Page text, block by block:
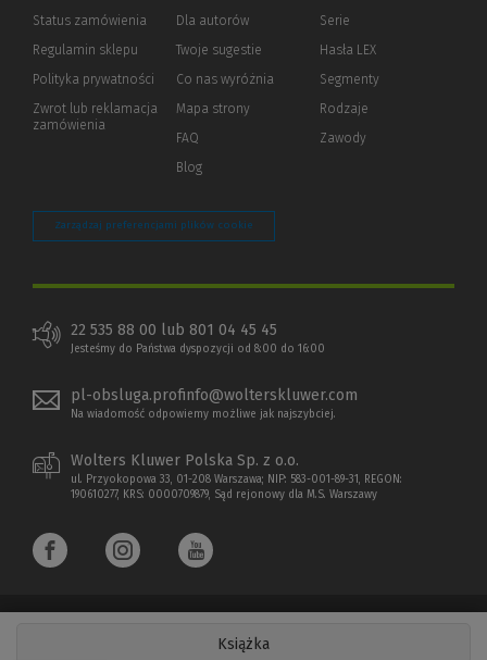
Książka
Status zamówienia
Regulamin sklepu
Polityka prywatności (Nowe
(Link
innej
Zwrot lub reklamacja
zamówienia
Dla autorów(Nowe
(Link
innej
Twoje sugestie
Co nas wyróżnia
Mapa strony
FAQ
Blog
Serie
Hasła LEX
Segmenty
Rodzaje
Zawody
Zarządzaj preferencjami plików cookie
22 535 88 00 lub 801 04 45 45
Jesteśmy do Państwa dyspozycji od 8:00 do 16:00
pl-obsluga.profinfo@wolterskluwer.com
Na wiadomość odpowiemy możliwe jak najszybciej.
Wolters Kluwer Polska Sp. z o.o.
ul. Przyokopowa 33, 01-208 Warszawa; NIP: 583-001-89-31, REGON:
190610277, KRS: 0000709879, Sąd rejonowy dla M.S. Warszawy